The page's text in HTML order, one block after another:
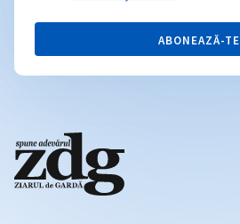
ABONEAZĂ-TE